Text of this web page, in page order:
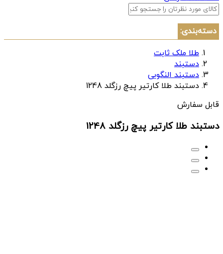
دسته‌بندی:
طلا ملک ثابت
دستبند
دستبند النگویی
دستبند طلا کارتیر پیچ رزگلد 1248
قابل سفارش
دستبند طلا کارتیر پیچ رزگلد 1248